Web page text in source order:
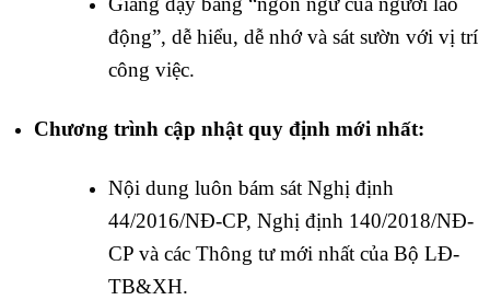
động”, dễ hiểu, dễ nhớ và sát sườn với vị trí
công việc.
Chương trình cập nhật quy định mới nhất:
Nội dung luôn bám sát Nghị định
44/2016/NĐ-CP, Nghị định 140/2018/NĐ-
CP và các Thông tư mới nhất của Bộ LĐ-
TB&XH.